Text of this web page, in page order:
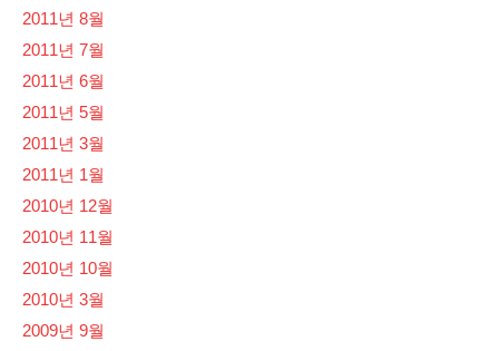
2011년 8월
2011년 7월
2011년 6월
2011년 5월
2011년 3월
2011년 1월
2010년 12월
2010년 11월
2010년 10월
2010년 3월
2009년 9월